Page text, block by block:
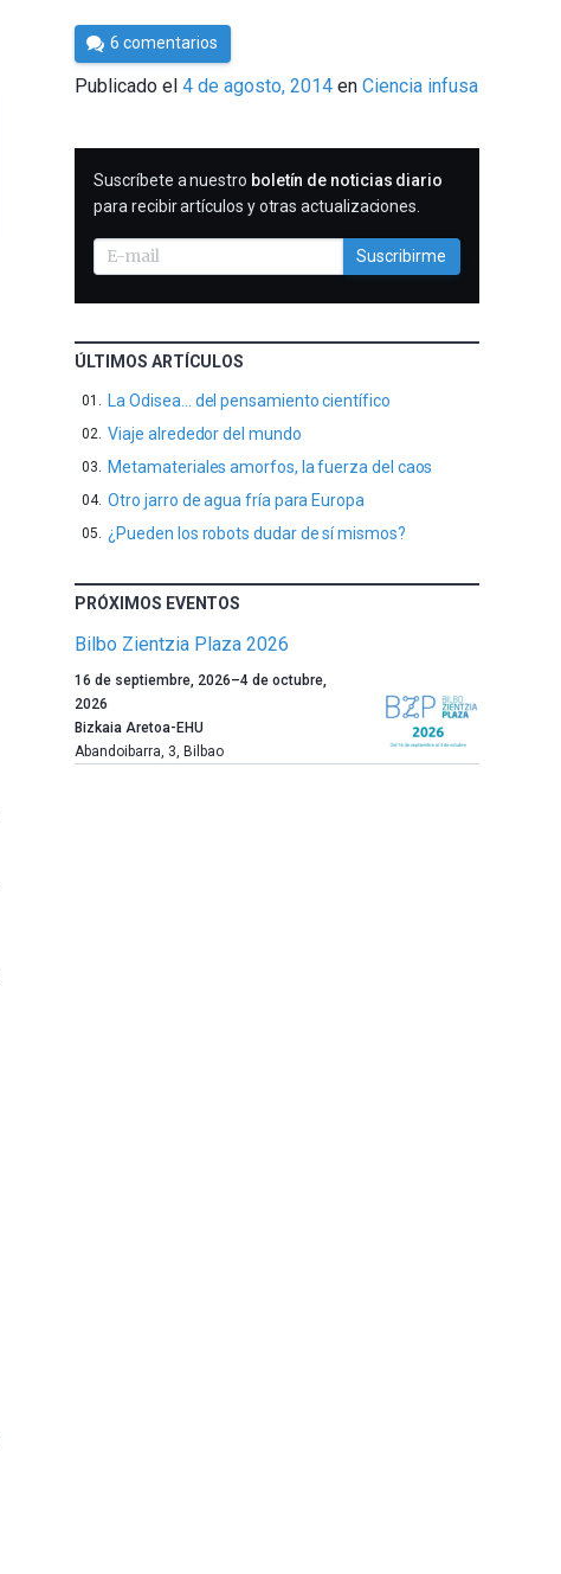
Por
César
Tomé
6 comentarios
Publicado el4 de agosto, 2014 enCiencia infusa
SUSCRIBIRME
Suscríbete a nuestro boletín de noticias diario
para recibir artículos y otras actualizaciones.
Suscribirme
ÚLTIMOS ARTÍCULOS
La Odisea… del pensamiento científico
Viaje alrededor del mundo
Metamateriales amorfos, la fuerza del caos
Otro jarro de agua fría para Europa
¿Pueden los robots dudar de sí mismos?
PRÓXIMOS EVENTOS
Bilbo Zientzia Plaza 2026
Un
año
más,
Bilbao
16 de septiembre, 2026–4 de octubre,
2026
Bizkaia Aretoa-EHU
Abandoibarra, 3, Bilbao